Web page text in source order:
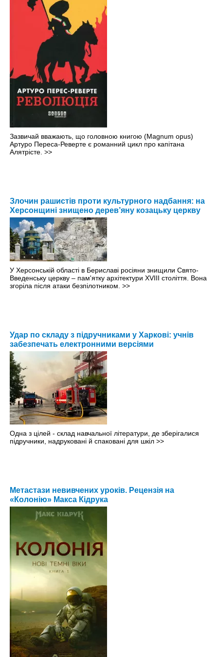
Зазвичай вважають, що головною книгою (Magnum opus)
Артуро Переса-Реверте є романний цикл про капітана
Алятрісте. >>
Злочин рашистів проти культурного надбання: на
Херсонщині знищено дерев’яну козацьку церкву
У Херсонській області в Бериславі росіяни знищили Свято-
Введенську церкву – пам'ятку архітектури XVIII століття. Вона
згоріла після атаки безпілотником. >>
Удар по складу з підручниками у Харкові: учнів
забезпечать електронними версіями
Одна з цілей - склад навчальної літератури, де зберігалися
підручники, надруковані й спаковані для шкіл >>
Метастази невивчених уроків. Рецензія на
«Колонію» Макса Кідрука